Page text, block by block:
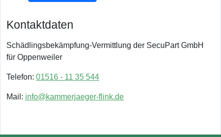
Kontaktdaten
Schädlingsbekämpfung-Vermittlung der SecuPart GmbH
für Oppenweiler
Telefon: 01516 - 11 35 544
Mail: info@kammerjaeger-flink.de